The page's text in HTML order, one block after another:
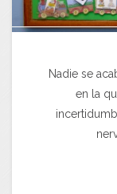
Nadie se
en la